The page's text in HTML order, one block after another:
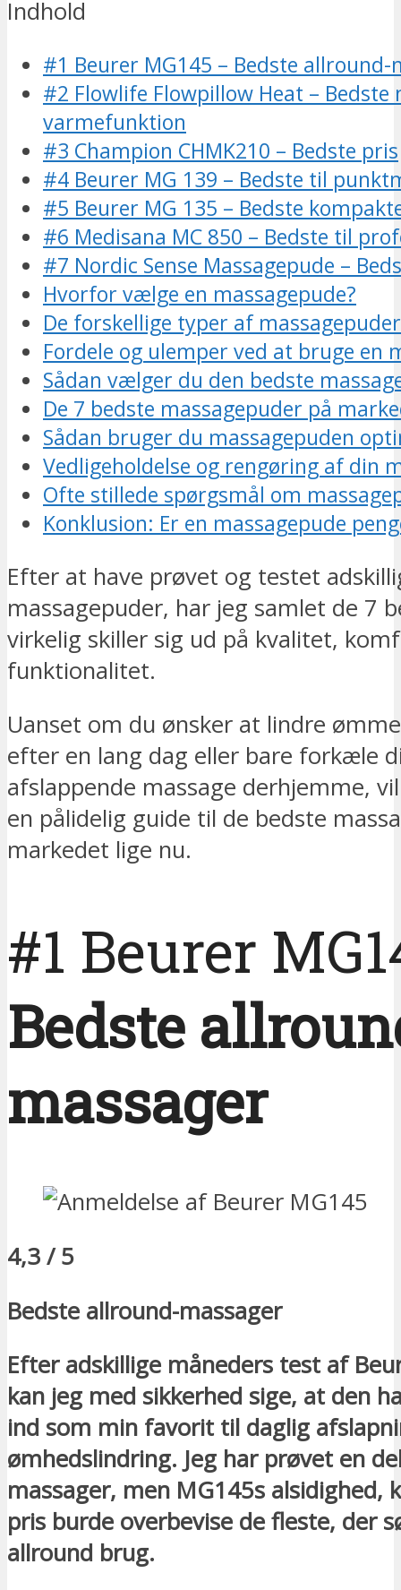
Indhold
#1 Beurer MG145 – Bedste allround-
#2 Flowlife Flowpillow Heat – Bedste
varmefunktion
#3 Champion CHMK210 – Bedste pris
#4 Beurer MG 139 – Bedste til
#5 Beurer MG 135 – Bedste
#6 Medisana MC 850 – Bedste til
#7 Nordic Sense Massagepude –
Hvorfor vælge en massagepude?
De forskellige typer af massagepuder
Fordele og ulemper ved at bruge en
Sådan vælger du den bedste
De 7 bedste massagepuder på
Sådan bruger du massagepuden
Vedligeholdelse og rengøring af din
Ofte stillede spørgsmål om
Konklusion: Er en massagepude
Efter at have prøvet og testet
massagepuder, har jeg samlet de 7
virkelig skiller sig ud på kvalitet,
funktionalitet.
Uanset om du ønsker at lindre
efter en lang dag eller bare forkæle
afslappende massage derhjemme,
en pålidelig guide til de bedste
markedet lige nu.
#1 Beurer
Bedste
massager
4,3 / 5
Bedste allround-massager
Efter adskillige måneders test af
kan jeg med sikkerhed sige, at den
ind som min favorit til daglig
ømhedslindring. Jeg har prøvet en
massager, men MG145s alsidighed,
pris burde overbevise de fleste, der
allround brug.